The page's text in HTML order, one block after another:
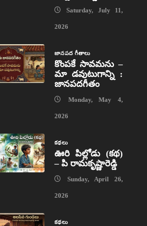
Saturday, July 11,
2026
జానపద గీతాలు
కొంపకే సావమను –
మా డవుటుగాన్ని :
జానపదగీతం
Monday, May 4,
2026
కథలు
ఊరి పిల్లోడు (కథ)
– పి రామకృష్ణారెడ్డి
Sunday, April 26,
2026
కథలు